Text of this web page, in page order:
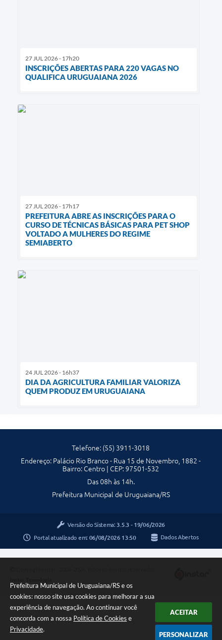
Prefeitura Municipal de Uruguaiana/RS e os
cookies: nosso site usa cookies para melhorar a sua
experiência de navegação. Ao continuar você
concorda com a nossa Política de Cookies e
Privacidade.
ACEITAR
PERSONALIZAR
27 JUL 2026 - 17h20
INSCRIÇÕES ABERTAS PARA 220 VAGAS NO
QUALIFICA URUGUAIANA 2026
27 JUL 2026 - 17h17
PREFEITURA ABRE AS INSCRIÇÕES PARA O
CURSO DE TÉCNICAS BÁSICAS PARA PET SHOP
VOLTADO A MULHERES DO REGIME
SEMIABERTO
24 JUL 2026 - 16h37
DIA DA AGRICULTURA FAMILIAR VALORIZA
QUEM PRODUZ EM URUGUAIANA
Telefone: (55) 3911-3018
Endereço: Palácio Rio Branco - Rua 15 de Novembro, 1882 -
Bairro: Centro | CEP: 97501-532
Das 08h às 14h.
Prefeitura Municipal de Uruguaiana/RS
Versão do Sistema: 3.5.3 - 19/06/2026
Portal atualizado em: 06/08/2026 13:50 Dados Abertos